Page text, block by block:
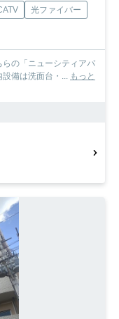
光ファイバー
の「ニューシティアパ
備は洗面台・... もっと